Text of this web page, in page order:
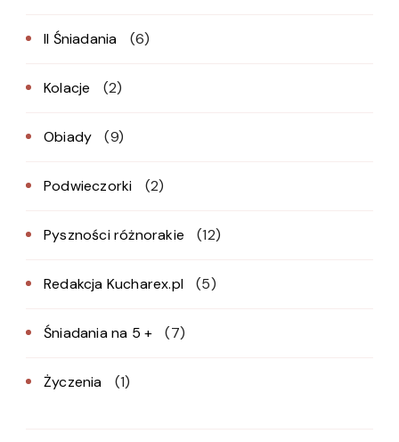
II Śniadania (6)
Kolacje (2)
Obiady (9)
Podwieczorki (2)
Pyszności różnorakie (12)
Redakcja Kucharex.pl (5)
Śniadania na 5 + (7)
Życzenia (1)